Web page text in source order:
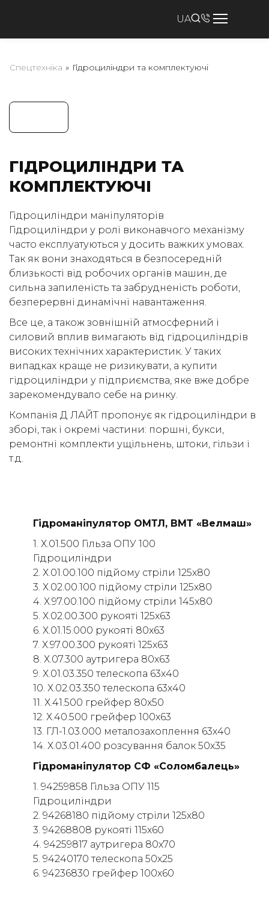
UA
(050) 347-27-05
(067) 351-45-15
Спецтехніка » Гідроциліндри та комплектуючі
ГІДРОЦИЛІНДРИ ТА
КОМПЛЕКТУЮЧІ
Гідроциліндри маніпуляторів
Гідроциліндри у ролі виконавчого механізму
часто експлуатуються у досить важких умовах.
Так як вони знаходяться в безпосередній
близькості від робочих органів машин, де
сильна запиленість та забрудненість роботи,
безперервні динамічні навантаження.
Все це, а також зовнішній атмосферний і
силовий вплив вимагають від гідроциліндрів
високих технічних характеристик. У таких
випадках краще не ризикувати, а купити
гідроциліндри у підприємства, яке вже добре
зарекомендувало себе на ринку.
Компанія Д ЛАЙТ пропонує як гідроциліндри в
зборі, так і окремі частини: поршні, букси,
ремонтні комплекти ущільнень, штоки, гільзи і
т.д.
Гідроманіпулятор ОМТЛ, ВМТ «Велмаш»
1. Х.01.500 Гільза ОПУ 100
Гідроциліндри
2. Х.01.00.100 підйому стріли 125х80
3. Х.02.00.100 підйому стріли 125х80
4. Х.97.00.100 підйому стріли 145х80
5. Х.02.00.300 рукояті 125х63
6. Х.01.15.000 рукояті 80х63
7. Х.97.00.300 рукояті 125х63
8. Х.07.300 аутригера 80х63
9. Х.01.03.350 телескопа 63х40
10. Х.02.03.350 телескопа 63х40
11. Х.41.500 грейфер 80х50
12. Х.40.500 грейфер 100х63
13. ГЛ-1.03.000 металозахоплення 63х40
14. Х.03.01.400 розсування балок 50х35
Гідроманіпулятор СФ «Соломбалець»
1. 94259858 Гільза ОПУ 115
Гідроциліндри
2. 94268180 підйому стріли 125х80
3. 94268808 рукояті 115х60
4. 94259817 аутригера 80х70
5. 94240170 телескопа 50х25
6. 94236830 грейфер 100х60